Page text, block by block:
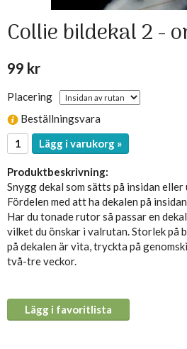
Collie bildekal 2 -
99 kr
Placering
Beställningsvara
Lägg i varukorg »
Produktbeskrivning:
Snygg dekal som sätts på insidan
Fördelen med att ha dekalen på
Har du tonade rutor så passar en
vilket du önskar i valrutan. Storlek på
på dekalen är vita, tryckta på
två-tre veckor.
Lägg i favoritlista